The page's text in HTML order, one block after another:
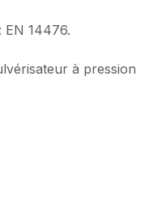
14476.
à pression